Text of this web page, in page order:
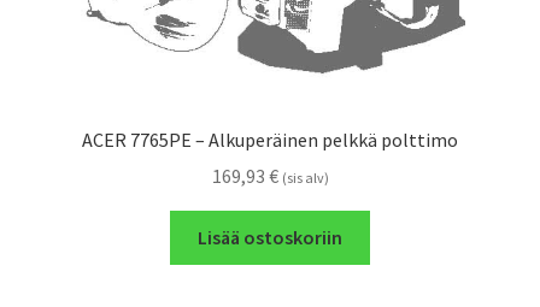
ACER 7765PE – Alkuperäinen pelkkä polttimo
169,93 € (sis alv)
Lisää ostoskoriin